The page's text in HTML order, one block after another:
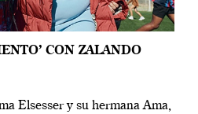
CON ZALANDO
Elsesser y su hermana Ama,